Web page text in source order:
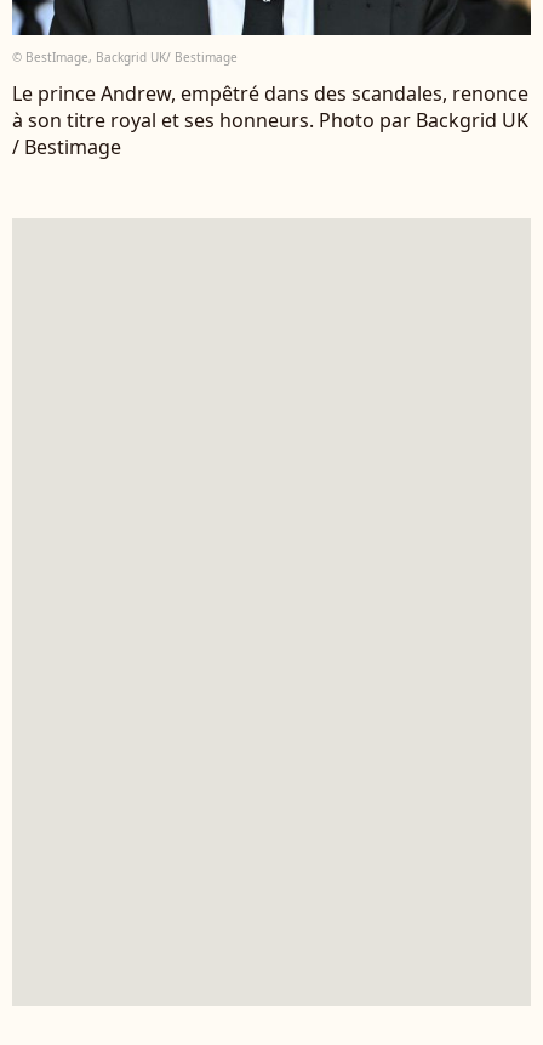
© BestImage, Backgrid UK/ Bestimage
Le prince Andrew, empêtré dans des scandales, renonce
à son titre royal et ses honneurs. Photo par Backgrid UK
/ Bestimage